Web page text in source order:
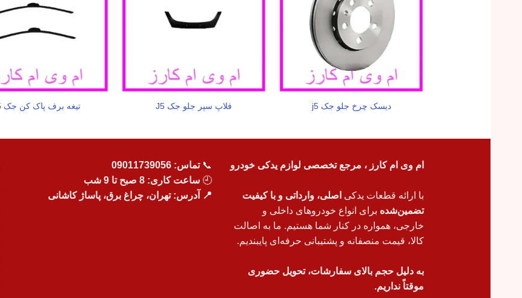
دیسک چرخ جلو جک j5 فلاپ سپر جلو جک J5 تیغه برف پاک کن جک J5
ام وی ام کارز ، مرجع تخصصی لوازم یدکی خودرو
با ارائه قطعات یدکی اصلی، وارداتی و با کیفیت
تضمین‌شده برای انواع خودروهای داخلی و
خارجی، همواره در کنار شما هستیم. ما به اصالت
کالا، قیمت منصفانه و پشتیبانی حرفه‌ای پایبندیم.
به دلیل حجم بالای سفارشات، تحویل حضوری
موقتاً نداریم.
📞تماس: 09011739056
🕘 ساعت کاری: 8 صبح تا 9 شب
📍 آدرس: تهران، چراغ برق، پاساژ کاشانی